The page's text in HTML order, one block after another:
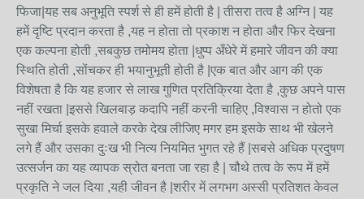
फिजा|यह सब अनुभूति स्पर्श से ही हमें होती है | तीसरा तत्व है अग्नि | यह
हमें दृष्टि प्रदान करता है ,यह न होता तो प्रकाश न होता और फिर देखना
एक कल्पना होती ,सबकुछ तमोमय होता |धुप्प अँधेरे में हमारे जीवन की क्या
स्थिति होती ,सोंचकर ही भयानुभूती होती है |एक बात और आग की एक
विशेषता है कि यह हजार से लाख गुणित प्रतिक्रिया देता है ,कुछ अपने पास
नहीं रखता |इससे खिलबाड़ कदापि नहीं करनी चाहिए ,विश्वास न होतो एक
सुखा मिर्चा इसके हवाले करके देख लीजिए मगर हम इसके साथ भी खेलने
लगे हैं और उसका दुःख भी नित्य नियमित भुगत रहे हैं |सबसे अधिक प्रदुषण
उत्सर्जन का यह व्यापक स्रोत बनता जा रहा है | चौथे तत्व के रूप में हमें
प्रकृति ने जल दिया ,यही जीवन है |शरीर में लगभग अस्सी प्रतिशत केवल